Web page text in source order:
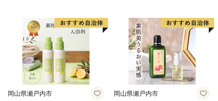
岡山県瀬戸内市 岡山県瀬戸内市